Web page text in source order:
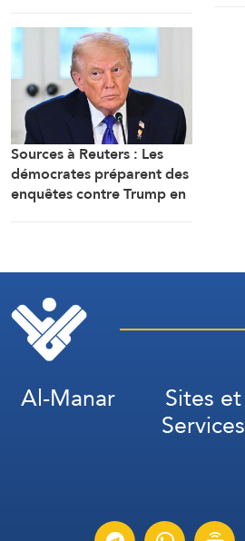
membres
Sources à Reuters : Les
démocrates préparent des
enquêtes contre Trump en
Al-Manar Sites et
Services